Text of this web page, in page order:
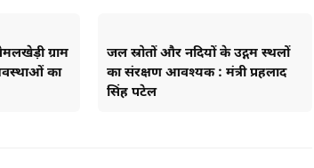
ग्राम
का
जल स्रोतों और नदियों के उद्गम स्थलों
का संरक्षण आवश्यक : मंत्री प्रहलाद
सिंह पटेल